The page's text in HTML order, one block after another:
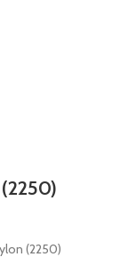
(2250)